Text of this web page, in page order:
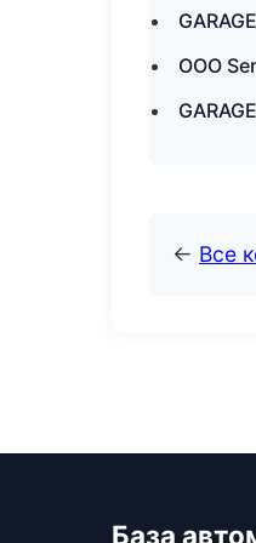
ООО
← Все
База